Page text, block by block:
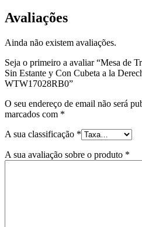
Avaliações
Ainda não existem avaliações.
Seja o primeiro a avaliar “Mesa de
Sin Estante y Con Cubeta a la
WTW17028RB0”
O seu endereço de email não será
marcados com *
A sua classificação *
A sua avaliação sobre o produto *